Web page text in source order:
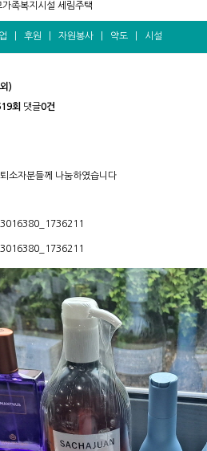
후원 자원봉사| 약도| 시설
)
회 댓글0건
소자분들께 나눔하였습니다